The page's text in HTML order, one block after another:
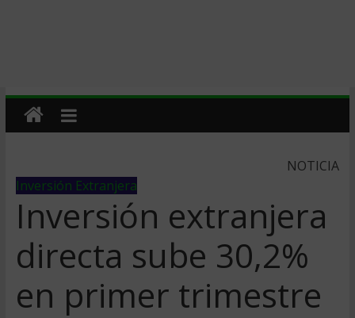
NOTICIA
Inversión Extranjera
Inversión extranjera
directa sube 30,2%
en primer trimestre